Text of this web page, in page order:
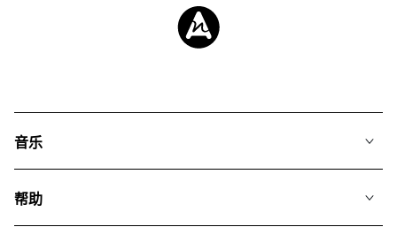
音乐
搜索
帮助